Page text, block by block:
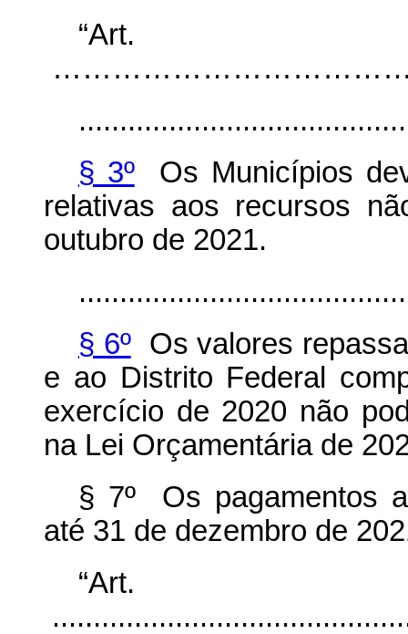
§ 3ºOs Municípios
relativas aos recursos
outubro de 2021.
§ 6ºOs valores
e ao Distrito Federal
exercício de 2020 não
na Lei Orçamentária de
§ 7º Os pagamentos
até 31 de dezembro de